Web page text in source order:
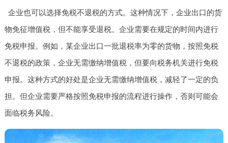
企业也可以选择免税不退税的方式。这种情况下，企业出口的货
物免征增值税，但不能享受退税。企业需要在规定的时间内进行
免税申报。例如，某企业出口一批退税率为零的货物，按照免税
不退税的政策，企业无需缴纳增值税，但要向税务机关进行免税
申报。这种方式的好处是企业无需缴纳增值税，减轻了一定的负
担。但企业需要严格按照免税申报的流程进行操作，否则可能会
面临税务风险。